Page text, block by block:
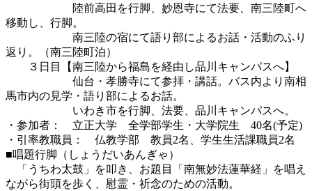
陸前高田を行脚、妙恩寺にて法要、南三陸町へ
移動し、行脚。
南三陸の宿にて語り部によるお話・活動のふり
返り。（南三陸町泊）
３日目【南三陸から福島を経由し品川キャンパスへ】
仙台・孝勝寺にて参拝・講話。バス内より南相
馬市内の見学・語り部によるお話。
いわき市を行脚、法要、品川キャンパスへ。
・参加者： 立正大学 全学部学生・大学院生 40名(予定)
・引率教職員： 仏教学部 教員2名、学生生活課職員2名
■唱題行脚（しょうだいあんぎゃ）
「うちわ太鼓」を叩き、お題目「南無妙法蓮華経」を唱え
ながら街頭を歩く、慰霊・祈念のための活動。